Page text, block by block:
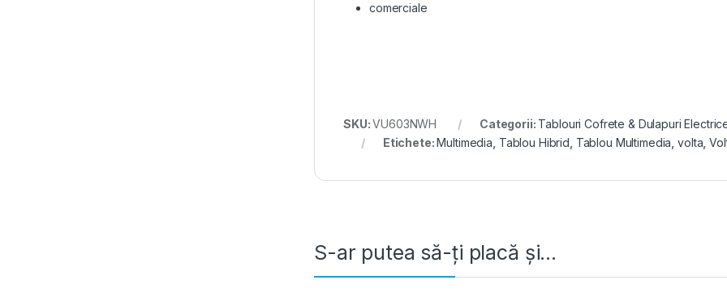
comerciale
SKU:VU603NWH Categorii: Tablouri Cofrete & Dulapuri
Etichete:Multimedia, Tablou Hibrid, Tablou Multimedia,volta,
S-ar putea să-ți placă și…